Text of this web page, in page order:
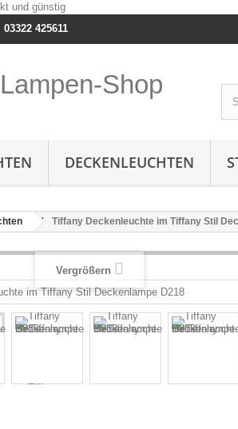
03322 425611
DECKENLEUCHTEN
Tiffany Deckenleuchte im Tiffany Stil
Vergrößern